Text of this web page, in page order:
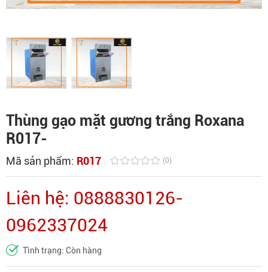
Thùng gạo mặt gương trắng Roxana
R017-
Mã sản phẩm: R017 (0)
Liên hệ: 0888830126-
0962337024
Tình trạng: Còn hàng